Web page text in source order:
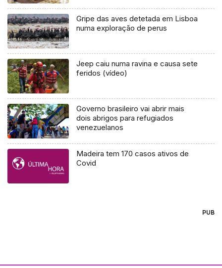
Gripe das aves detetada em Lisboa
numa exploração de perus
Jeep caiu numa ravina e causa sete
feridos (vídeo)
Governo brasileiro vai abrir mais
dois abrigos para refugiados
venezuelanos
Madeira tem 170 casos ativos de
Covid
PUB